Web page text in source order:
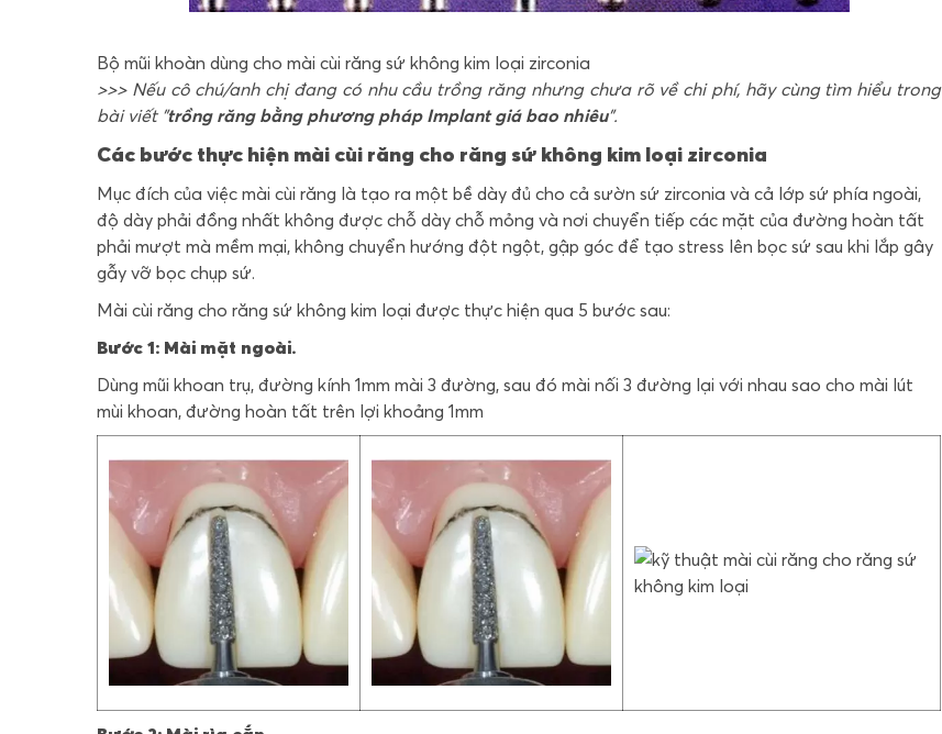
Bộ mũi khoàn dùng cho mài cùi răng sứ không kim loại zirconia
>>> Nếu cô chú/anh chị đang có nhu cầu trồng răng nhưng chưa rõ về chi phí, hãy cùng tìm hiểu trong
bài viết "trồng răng bằng phương pháp Implant giá bao nhiêu".
Các bước thực hiện mài cùi răng cho răng sứ không kim loại zirconia
Mục đích của việc mài cùi răng là tạo ra một bề dày đủ cho cả sườn sứ zirconia và cả lớp sứ phía ngoài,
độ dày phải đồng nhất không được chỗ dày chỗ mỏng và nơi chuyển tiếp các mặt của đường hoàn tất
phải mượt mà mềm mại, không chuyển hướng đột ngột, gập góc để tạo stress lên bọc sứ sau khi lắp gây
gẫy vỡ bọc chụp sứ.
Mài cùi răng cho răng sứ không kim loại được thực hiện qua 5 bước sau:
Bước 1: Mài mặt ngoài.
Dùng mũi khoan trụ, đường kính 1mm mài 3 đường, sau đó mài nối 3 đường lại với nhau sao cho mài lút
mùi khoan, đường hoàn tất trên lợi khoảng 1mm